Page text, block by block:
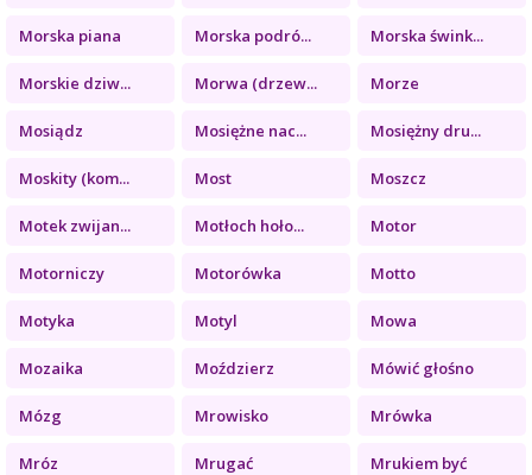
Morska piana Morska podró... Morska śwink...
Morskie dziw... Morwa (drzew... Morze
Mosiądz Mosiężne nac... Mosiężny dru...
Moskity (kom... Most Moszcz
Motek zwijan... Motłoch hoło... Motor
Motorniczy Motorówka Motto
Motyka Motyl Mowa
Mozaika Moździerz Mówić głośno
Mózg Mrowisko Mrówka
Mróz Mrugać Mrukiem być